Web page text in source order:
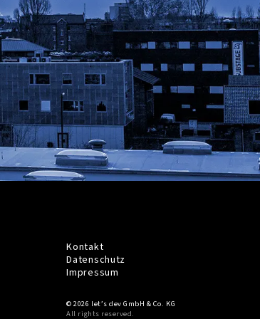
Kontakt
Datenschutz
Impressum
© 2026 let’s dev GmbH & Co. KG
All rights reserved.